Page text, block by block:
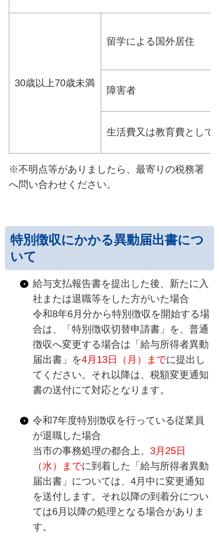
30歳以上70歳未満
留学による国外居住
障害者
生活費又は教育費として
※不明点等がありましたら、最寄りの税務署
へ問い合わせください。
特別徴収にかかる異動届出書につ
いて
給与支払報告書を提出した後、新たに入
社または退職等をした方がいた場合
令和8年6月分から特別徴収を開始する場
合は、「特別徴収切替申請書」を、普通
徴収へ変更する場合は「給与所得者異動
届出書」を4月13日（月）までに提出し
てください。それ以降は、税額変更通知
書の送付にて対応となります。
令和7年度特別徴収を行っている従業員
が退職した場合
当市の事務処理の都合上、 3月25日
（水）までに到着した「給与所得者異動
届出書」については、4月中に変更通知
を送付します。それ以降の到着分につい
ては6月以降の処理となる場合がありま
す。